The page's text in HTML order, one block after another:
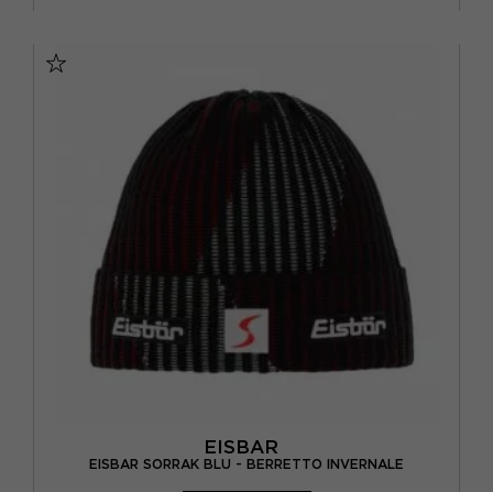
EISBAR
EISBAR SORRAK BLU - BERRETTO INVERNALE